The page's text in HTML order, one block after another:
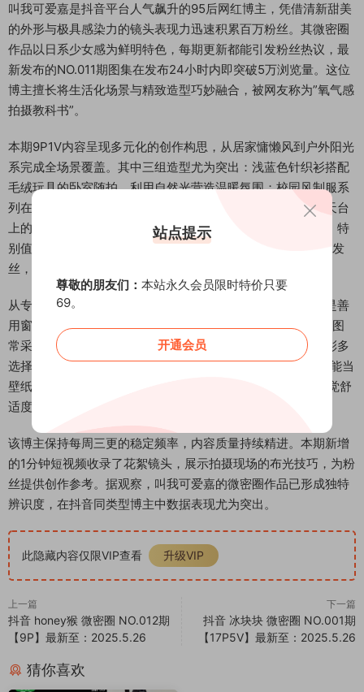
叫我可爱嘉是抖音平台人气飙升的95后网红博主，凭借清新甜美
的外形与极具感染力的镜头表现力迅速积累百万粉丝。其微密圈
作品以日系少女感为鲜明特色，每期更新都能引发粉丝热议，最
新发布的NO.011期图集在发布24小时内即突破5万浏览量。这位
博主擅长将生活化场景与精致造型巧妙融合，被网友称为”氧气感
拍摄教科书”。
本期9P1V内容呈现多元化的创作构思，从居家慵懒风到户外阳光
系完成全场景覆盖。其中三组造型尤为突出：浅蓝色针织衫搭配
毛绒玩具的卧室随拍，利用自然光营造温暖氛围；校园风制服系
列在图书馆取景，透过书架缝隙的构图增添故事感；而傍晚天台
上的碎花裙逆光拍摄，则展现出博主对光影层次的精准把控。特
别值得注意的是第5张侧卧沙发特写，低角度镜头配合散落的发
丝，将日常场景拍出杂志大片质感。
从专业视角分析，叫我可爱嘉的作品具有三大审美特质：一是善
用窗户光制造柔焦效果，如第2张晨光中的早餐场景；二是构图
常采用三分法搭配前景虚化，增强画面纵深感；三是服装色彩多
选择马卡龙色系，与场景形成和谐呼应。粉丝留言中”每张都能当
壁纸”、”光线像给皮肤加了滤镜”等评价，印证了其作品在视觉舒
适度上的优势。
该博主保持每周三更的稳定频率，内容质量持续精进。本期新增
的1分钟短视频收录了花絮镜头，展示拍摄现场的布光技巧，为粉
丝提供创作参考。据观察，叫我可爱嘉的微密圈作品已形成独特
辨识度，在抖音同类型博主中数据表现尤为突出。
此隐藏内容仅限VIP查看 升级VIP
上一篇
抖音 honey猴 微密圈 NO.012期
【9P】最新至：2025.5.26
下一篇
抖音 冰块块 微密圈 NO.001期
【17P5V】最新至：2025.5.26
猜你喜欢
站点提示
尊敬的朋友们： 本站永久会员限时特价只要
69。
开通会员